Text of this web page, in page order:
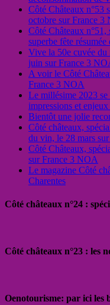
Côté Châteaux n°53
octobre sur France 3
Côté Châteaux
superbe fête
Vive la 50e cuvée du
juin sur France 3
A voir le Côté
France 3 NOA
Le millésime 2023 se
impressions et
Bientôt une jolie
Côté châteaux,
du vin, le 28 mars
Côté Châteaux,
sur France 3 NOA
Le magazine Côté
Charentes
Côté châteaux n°24 :
Côté châteaux n°23 : les
Oenotourisme: par ici les